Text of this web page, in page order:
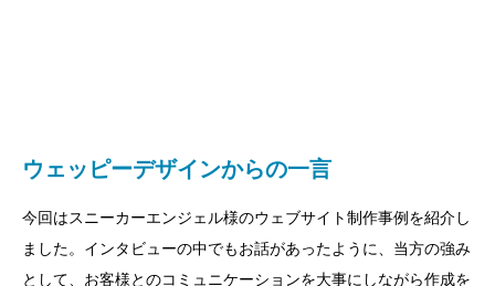
ウェッピーデザインからの一言
今回はスニーカーエンジェル様のウェブサイト制作事例を紹介し
ました。インタビューの中でもお話があったように、当方の強み
として、お客様とのコミュニケーションを大事にしながら作成を